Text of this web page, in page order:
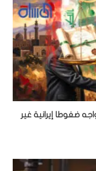
ضغوطا إيرانية غير